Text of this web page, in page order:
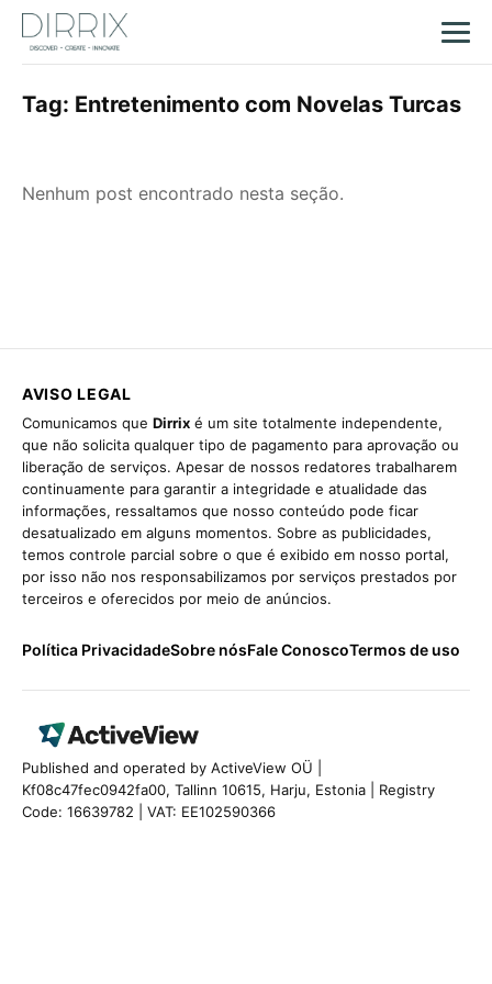
Tag: Entretenimento com Novelas Turcas
Nenhum post encontrado nesta seção.
AVISO LEGAL
Comunicamos que Dirrix é um site totalmente independente,
que não solicita qualquer tipo de pagamento para aprovação ou
liberação de serviços. Apesar de nossos redatores trabalharem
continuamente para garantir a integridade e atualidade das
informações, ressaltamos que nosso conteúdo pode ficar
desatualizado em alguns momentos. Sobre as publicidades,
temos controle parcial sobre o que é exibido em nosso portal,
por isso não nos responsabilizamos por serviços prestados por
terceiros e oferecidos por meio de anúncios.
Política PrivacidadeSobre nósFale ConoscoTermos de uso
Published and operated by ActiveView OÜ |
Kf08c47fec0942fa00, Tallinn 10615, Harju, Estonia | Registry
Code: 16639782 | VAT: EE102590366